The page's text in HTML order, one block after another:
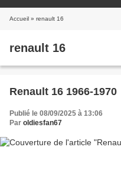
Accueil » renault 16
renault 16
Renault 16 1966-1970
Publié le 08/09/2025 à 13:06
Par oldiesfan67